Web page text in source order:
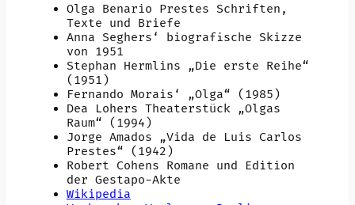
Olga Benario Prestes Schriften,
Texte und Briefe
Anna Seghers‘ biografische Skizze
von 1951
Stephan Hermlins „Die erste Reihe“
(1951)
Fernando Morais‘ „Olga“ (1985)
Dea Lohers Theaterstück „Olgas
Raum“ (1994)
Jorge Amados „Vida de Luis Carlos
Prestes“ (1942)
Robert Cohens Romane und Edition
der Gestapo-Akte
Wikipedia